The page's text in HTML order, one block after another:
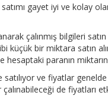
satımı gayet iyi ve kolay
çalınmış bilgileri
bir miktara satın
hesaptaki paranın
ve fiyatlar
de fiyatları